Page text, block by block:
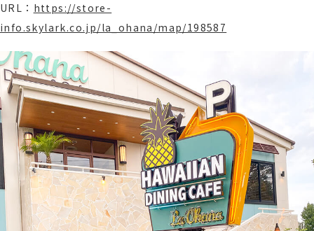
URL： https://store-
info.skylark.co.jp/la_ohana/map/198587